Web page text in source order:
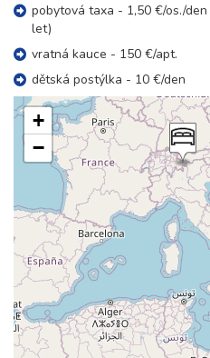
únor 2027
06.02. - 13.02.27
sobota - sobota
65 100 Kč
13.02. - 20.02.27
sobota - sobota
65 100 Kč
20.02. - 27.02.27
sobota - sobota
57 900 Kč
27.02. - 06.03.27
sobota - sobota
54 000 Kč
březen 2027
pobytová taxa - 1,50 €/os./
let)
vratná kauce - 150 €/apt.
dětská postýlka - 10 €/den
+
−